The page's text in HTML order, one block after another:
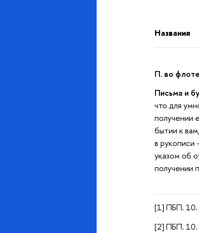
Названия
П. во
Письма и
что для
получении
бытии к
в рукописи
указом об
получении
[1] ПБП.
[2] ПБП.